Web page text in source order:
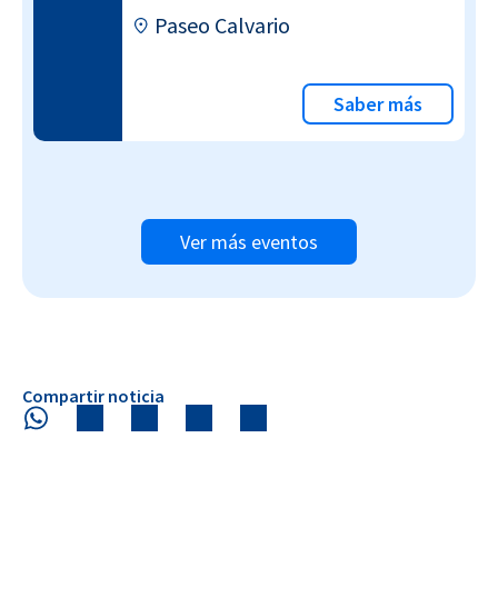
Paseo Calvario
Saber más
Ver más eventos
Compartir noticia